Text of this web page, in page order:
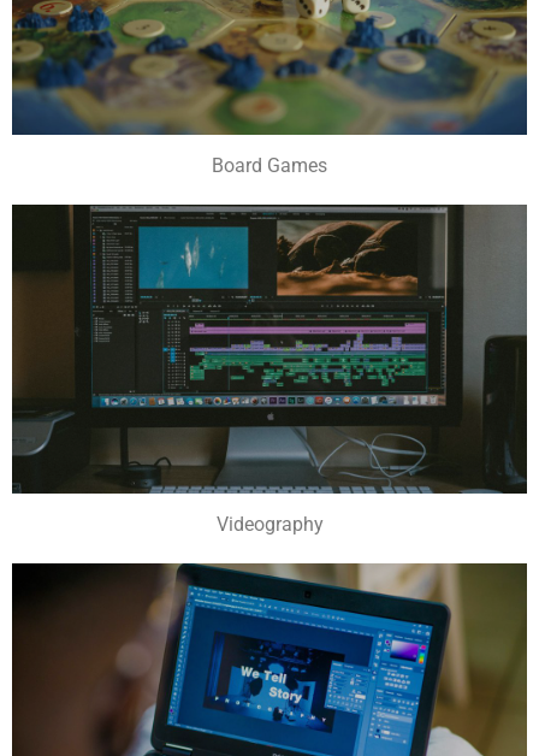
Board Games
Videography